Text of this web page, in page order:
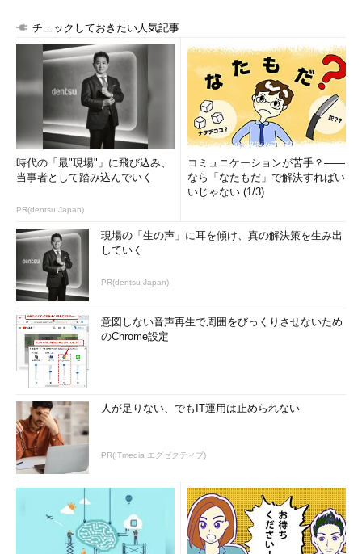
チェックしておきたい人気記事
時代の「最"現場"」に飛び込み、
当事者として踏み込んでいく
PR(dentsu Japan)
コミュニケーションが苦手？――
なら「なたもだ」で解決すればい
いじゃない (1/3)
現場の「生の声」に耳を傾け、真の解決策を生み出
していく
PR(dentsu Japan)
意図しない音声再生で周囲をびっくりさせないため
のChrome設定
人が足りない、でもIT運用は止められない
PR(ITmedia エグゼクティブ)